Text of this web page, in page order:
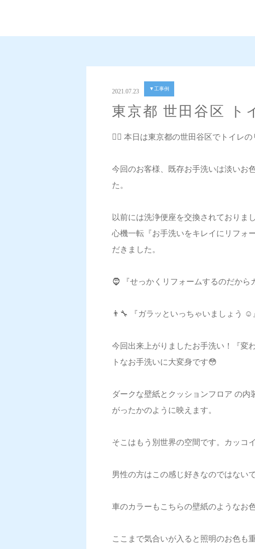
2021.07.23 ▼工事例
東京都 世田谷区 ト
💁‍♀️ 本日は東京都の世田谷区でトイレ
今回のお客様、既存お手洗いは淡いお
た。
以前には洗浄便座を交換されておりま
心機一転『お手洗いをキレイにリフォ
だきました。
🧔 『せっかくリフォームするのだから
👨‍🔧 『ガラッといっちゃいましょう ☺️
今回出来上がりましたお手洗い！『変
トなお手洗いに大変身です😳
ダークな壁紙とクッションフロア の
がったかのように映えます。
そこはもう別世界の空間です。カッコ
男性の方はこの感じ好きなのではない
車のカラーもこちらの壁紙のようなお
ここまで気合いが入ると照明のお色も